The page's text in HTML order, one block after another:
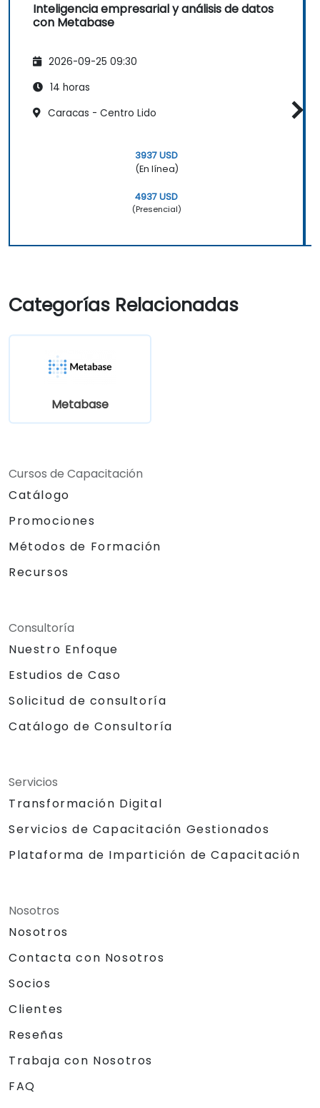
Inteligencia empresarial y análisis de datos
con Metabase
2026-09-25 09:30
14 horas
Caracas - Centro Lido
3937 USD
(En línea)
4937 USD
(Presencial)
Categorías Relacionadas
Metabase
Cursos de Capacitación
Catálogo
Promociones
Métodos de Formación
Recursos
Consultoría
Nuestro Enfoque
Estudios de Caso
Solicitud de consultoría
Catálogo de Consultoría
Servicios
Transformación Digital
Servicios de Capacitación Gestionados
Plataforma de Impartición de Capacitación
Nosotros
Nosotros
Contacta con Nosotros
Socios
Clientes
Reseñas
Trabaja con Nosotros
FAQ